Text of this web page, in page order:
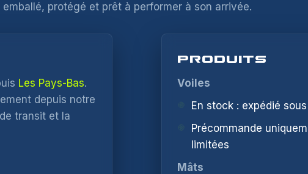
protégé et prêt à performer à son arrivée.
Les Pays-Bas.
depuis notre
transit et la
PRODUITS
Voiles
En stock : expédié
Précommande
limitées
Mâts